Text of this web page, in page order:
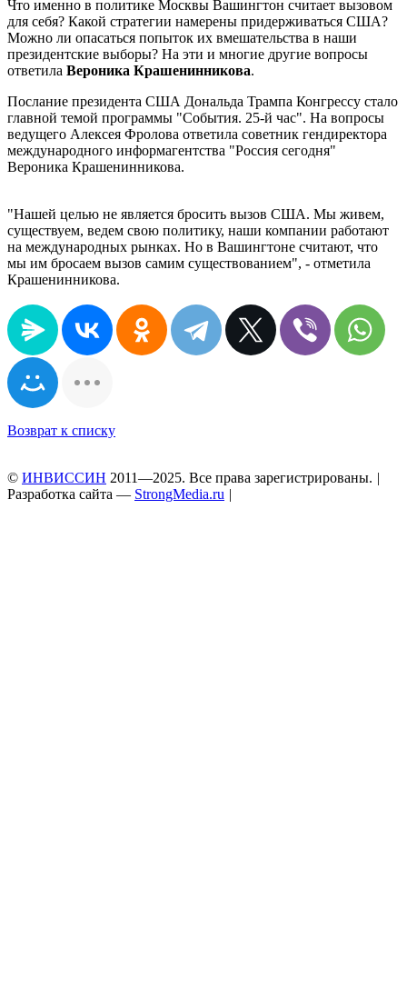
Что именно в политике Москвы Вашингтон считает вызовом
для себя? Какой стратегии намерены придерживаться США?
Можно ли опасаться попыток их вмешательства в наши
президентские выборы? На эти и многие другие вопросы
ответила Вероника Крашенинникова.
Послание президента США Дональда Трампа Конгрессу стало
главной темой программы "События. 25-й час". На вопросы
ведущего Алексея Фролова ответила советник гендиректора
международного информагентства "Россия сегодня"
Вероника Крашенинникова.
"Нашей целью не является бросить вызов США. Мы живем,
существуем, ведем свою политику, наши компании работают
на международных рынках. Но в Вашингтоне считают, что
мы им бросаем вызов самим существованием", - отметила
Крашенинникова.
Возврат к списку
© ИНВИССИН 2011—2025. Все права зарегистрированы. |
Разработка сайта — StrongMedia.ru |